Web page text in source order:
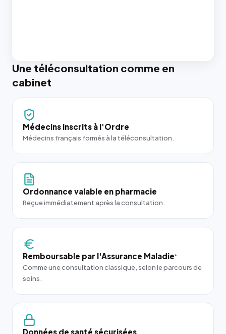
Une téléconsultation comme en
cabinet
Médecins inscrits à l'Ordre
Médecins français formés à la téléconsultation.
Ordonnance valable en pharmacie
Reçue immédiatement après la consultation.
Remboursable par l'Assurance Maladie*
Comme une consultation classique, selon le parcours de
soins.
Données de santé sécurisées